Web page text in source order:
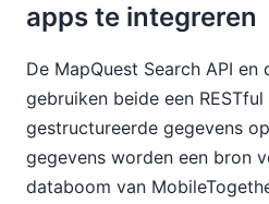
apps te integreren
De MapQuest Search API en
gebruiken beide een
gestructureerde gegevens
gegevens worden een bron
databoom van